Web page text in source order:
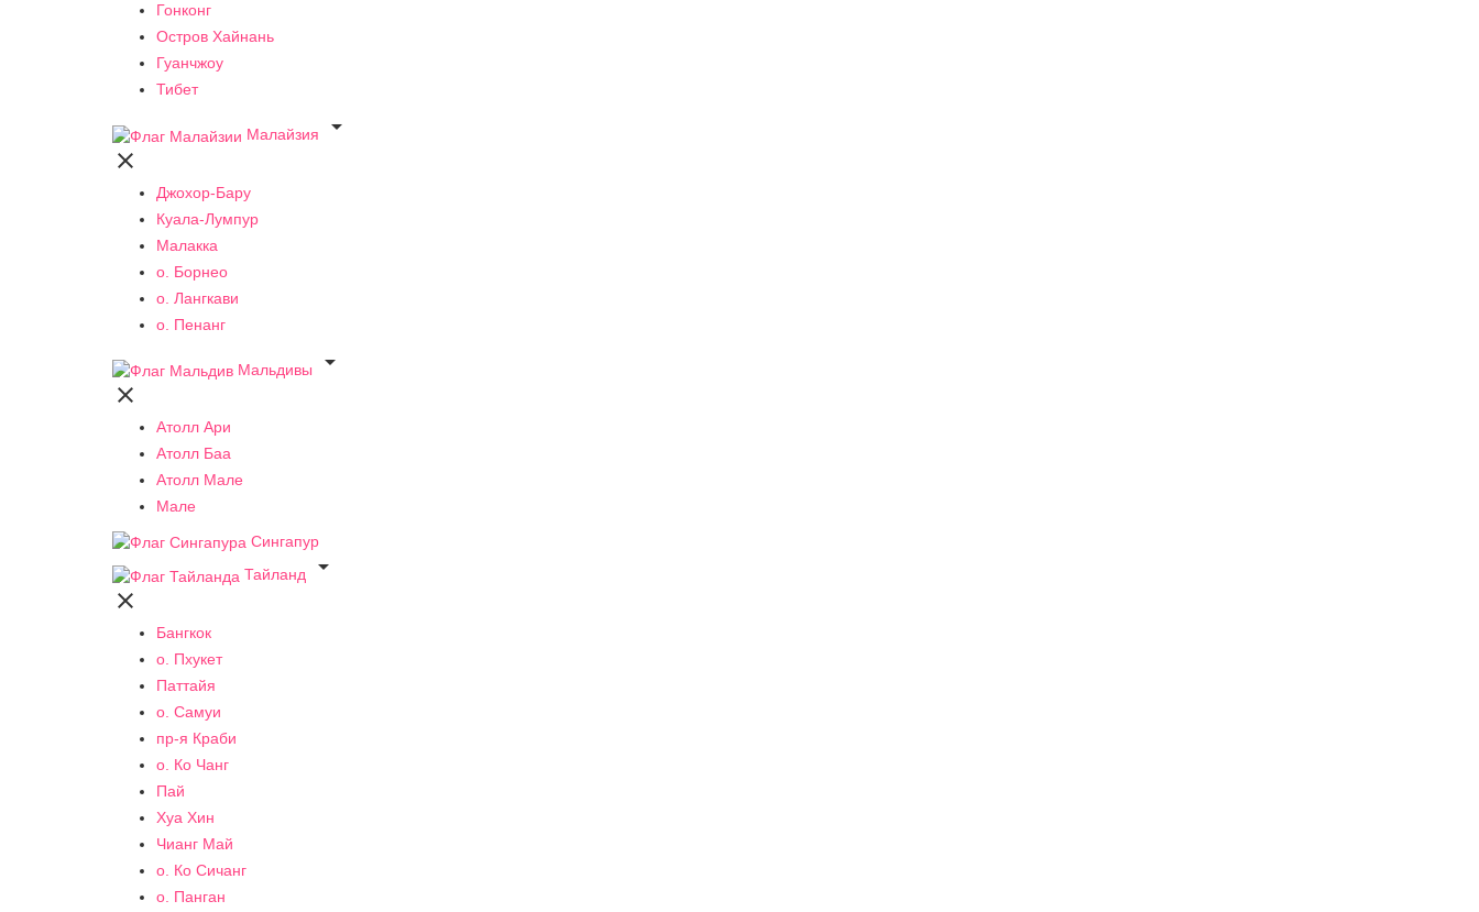
Гонконг
Остров Хайнань
Гуанчжоу
Тибет
Малайзия


Джохор-Бару
Куала-Лумпур
Малакка
о. Борнео
о. Лангкави
о. Пенанг
Мальдивы


Атолл Ари
Атолл Баа
Атолл Мале
Мале
Сингапур
Тайланд


Бангкок
о. Пхукет
Паттайя
о. Самуи
пр-я Краби
о. Ко Чанг
Пай
Хуа Хин
Чианг Май
о. Ко Сичанг
о. Панган